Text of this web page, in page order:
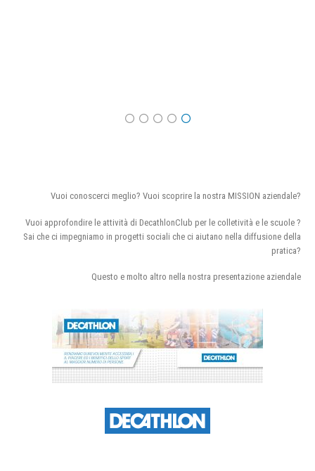
Vuoi conoscerci meglio? Vuoi scoprire la nostra MISSION aziendale?
Vuoi approfondire le attività di DecathlonClub per le colletività e le scuole ?
Sai che ci impegniamo in progetti sociali che ci aiutano nella diffusione della
pratica?
Questo e molto altro nella nostra presentazione aziendale